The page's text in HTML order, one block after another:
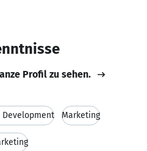
Profil zu sehen.
Development Marketing